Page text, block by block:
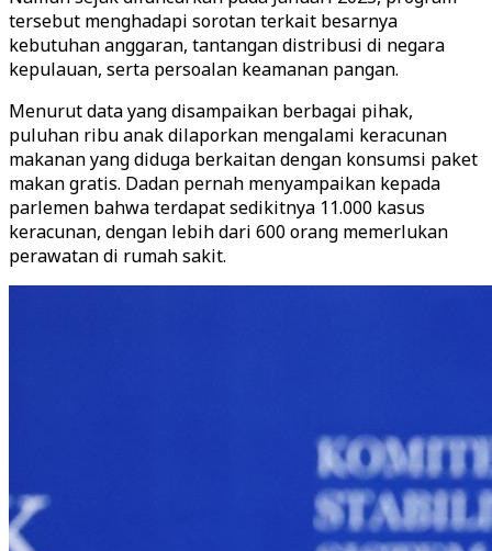
tersebut menghadapi sorotan terkait besarnya
kebutuhan anggaran, tantangan distribusi di negara
kepulauan, serta persoalan keamanan pangan.
Menurut data yang disampaikan berbagai pihak,
puluhan ribu anak dilaporkan mengalami keracunan
makanan yang diduga berkaitan dengan konsumsi paket
makan gratis. Dadan pernah menyampaikan kepada
parlemen bahwa terdapat sedikitnya 11.000 kasus
keracunan, dengan lebih dari 600 orang memerlukan
perawatan di rumah sakit.